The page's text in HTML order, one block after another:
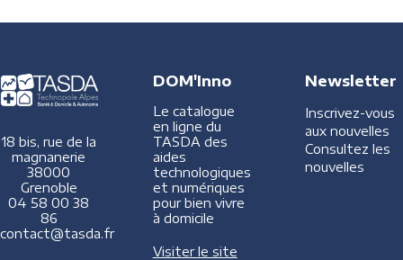
18 bis, rue de la
magnanerie
38000
Grenoble
04 58 00 38
86
contact@tasda.fr
DOM'Inno
Le catalogue
en ligne du
TASDA des
aides
technologiques
et numériques
pour bien vivre
à domicile
Visiter le site
Newsletter
Inscrivez-vous
aux nouvelles
Consultez les
nouvelles